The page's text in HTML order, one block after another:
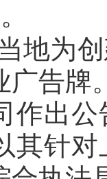
地为
告牌
作出
其针